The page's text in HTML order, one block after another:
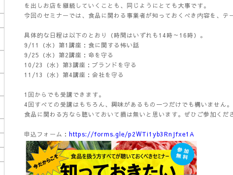
を出しお店を継続していくことも、同じようにとても大事です。
今回のセミナーでは、食品に関わる事業者が知っておくべき内容を、テ
具体的な日程は以下のとおり（時間はいずれも14時～16時）。
9/11（水）第1講座：食に関する怖い話
9/25（水）第2講座：命を守る
10/23（水）第3講座：ブランドを守る
11/13（水）第4講座：会社を守る
1回からでも受講できます。
4回すべての受講はもちろん、興味があるもの一つだけでも構いません。
食品に関わる方なら聴いておいて損は無いと思います。ぜひご参加くだ
申込フォーム： https://forms.gle/p2WTi1yb3RnJfxe1A